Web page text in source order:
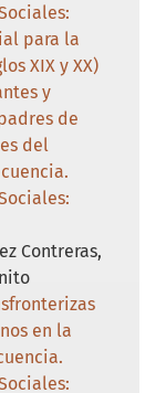
para la
XIX y XX)
y
de
del
Contreras,
en la